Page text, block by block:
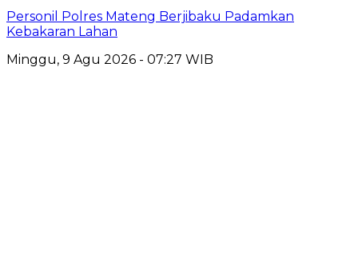
Personil Polres Mateng Berjibaku Padamkan
Kebakaran Lahan
Minggu, 9 Agu 2026 - 07:27 WIB